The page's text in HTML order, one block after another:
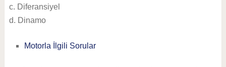
c. Diferansiyel
d. Dinamo
Motorla İlgili Sorular